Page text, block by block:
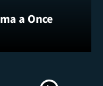
a Once